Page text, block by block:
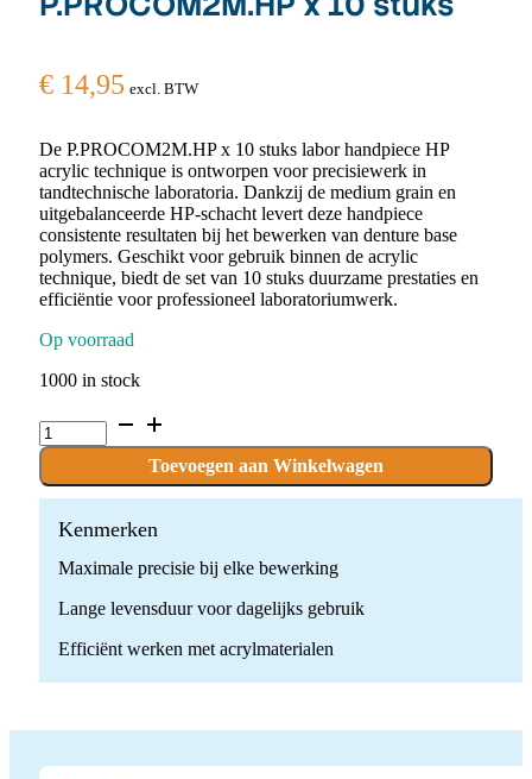
€ 14,95 excl. BTW
De P.PROCOM2M.HP x 10 stuks labor handpiece HP
acrylic technique is ontworpen voor precisiewerk in
tandtechnische laboratoria. Dankzij de medium grain en
uitgebalanceerde HP-schacht levert deze handpiece
consistente resultaten bij het bewerken van denture base
polymers. Geschikt voor gebruik binnen de acrylic
technique, biedt de set van 10 stuks duurzame prestaties en
efficiëntie voor professioneel laboratoriumwerk.
Op voorraad
1000 in stock
P.PROCOM2M.HP
x
stuks
quantity
Toevoegen aan Winkelwagen
Kenmerken
Maximale precisie bij elke bewerking
Lange levensduur voor dagelijks gebruik
Efficiënt werken met acrylmaterialen